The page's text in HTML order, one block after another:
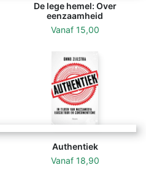
De lege hemel: Over
eenzaamheid
Vanaf 15,00
Authentiek
Vanaf 18,90